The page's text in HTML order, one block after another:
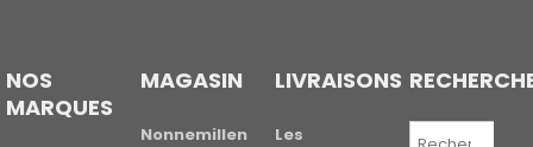
NOS
MARQUES
MAGASIN
Nonnemillen
LIVRAISONS
Les